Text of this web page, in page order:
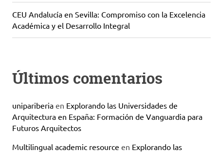
CEU Andalucía en Sevilla: Compromiso con la Excelencia
Académica y el Desarrollo Integral
Últimos comentarios
unipariberia en Explorando las Universidades de
Arquitectura en España: Formación de Vanguardia para
Futuros Arquitectos
Multilingual academic resource en Explorando las